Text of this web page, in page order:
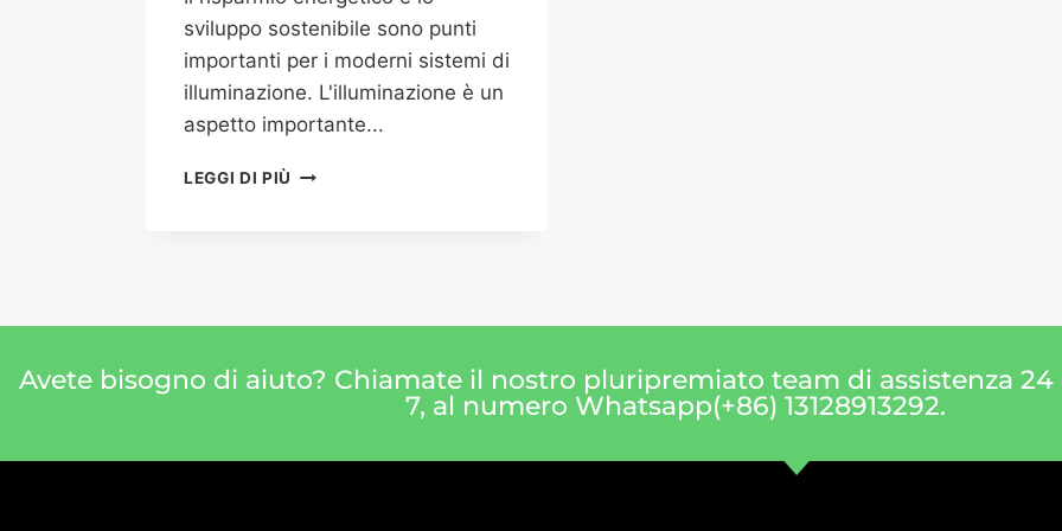
sviluppo sostenibile sono punti
importanti per i moderni sistemi di
illuminazione. L'illuminazione è un
aspetto importante...
LEGGI DI PIÙ
Avete bisogno di aiuto? Chiamate il nostro pluripremiato team di assistenza 24
7, al numero Whatsapp(+86) 13128913292.